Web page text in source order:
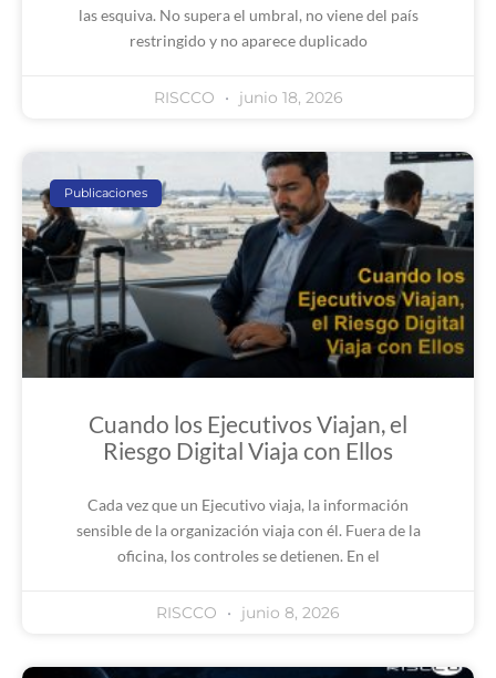
las esquiva. No supera el umbral, no viene del país
restringido y no aparece duplicado
RISCCO junio 18, 2026
Publicaciones
Cuando los Ejecutivos Viajan, el
Riesgo Digital Viaja con Ellos
Cada vez que un Ejecutivo viaja, la información
sensible de la organización viaja con él. Fuera de la
oficina, los controles se detienen. En el
RISCCO junio 8, 2026